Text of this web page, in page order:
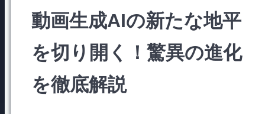
動画生成AIの新たな地平
を切り開く！驚異の進化
を徹底解説